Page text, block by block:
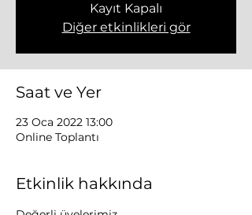
Kayıt Kapalı
Diğer etkinlikleri gör
Saat ve Yer
23 Oca 2022 13:00
Online Toplantı
Etkinlik hakkında